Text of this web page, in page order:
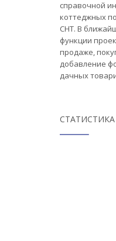
справочной
коттеджных
СНТ. В
функции
продаже,
добавление
дачных
СТАТИСТИКА